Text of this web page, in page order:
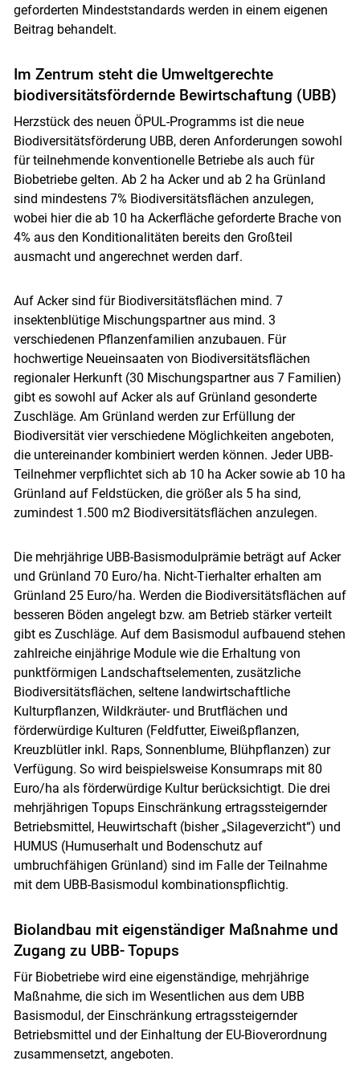
Skip to main content
geforderten Mindeststandards werden in einem eigenen
Beitrag behandelt.
Im Zentrum steht die Umweltgerechte
biodiversitätsfördernde Bewirtschaftung (UBB)
Herzstück des neuen ÖPUL-Programms ist die neue
Biodiversitätsförderung UBB, deren Anforderungen sowohl
für teilnehmende konventionelle Betriebe als auch für
Biobetriebe gelten. Ab 2 ha Acker und ab 2 ha Grünland
sind mindestens 7% Biodiversitätsflächen anzulegen,
wobei hier die ab 10 ha Ackerfläche geforderte Brache von
4% aus den Konditionalitäten bereits den Großteil
ausmacht und angerechnet werden darf.
Auf Acker sind für Biodiversitätsflächen mind. 7
insektenblütige Mischungspartner aus mind. 3
verschiedenen Pflanzenfamilien anzubauen. Für
hochwertige Neueinsaaten von Biodiversitätsflächen
regionaler Herkunft (30 Mischungspartner aus 7 Familien)
gibt es sowohl auf Acker als auf Grünland gesonderte
Zuschläge. Am Grünland werden zur Erfüllung der
Biodiversität vier verschiedene Möglichkeiten angeboten,
die untereinander kombiniert werden können. Jeder UBB-
Teilnehmer verpflichtet sich ab 10 ha Acker sowie ab 10 ha
Grünland auf Feldstücken, die größer als 5 ha sind,
zumindest 1.500 m2 Biodiversitätsflächen anzulegen.
Die mehrjährige UBB-Basismodulprämie beträgt auf Acker
und Grünland 70 Euro/ha. Nicht-Tierhalter erhalten am
Grünland 25 Euro/ha. Werden die Biodiversitätsflächen auf
besseren Böden angelegt bzw. am Betrieb stärker verteilt
gibt es Zuschläge. Auf dem Basismodul aufbauend stehen
zahlreiche einjährige Module wie die Erhaltung von
punktförmigen Landschaftselementen, zusätzliche
Biodiversitätsflächen, seltene landwirtschaftliche
Kulturpflanzen, Wildkräuter- und Brutflächen und
förderwürdige Kulturen (Feldfutter, Eiweißpflanzen,
Kreuzblütler inkl. Raps, Sonnenblume, Blühpflanzen) zur
Verfügung. So wird beispielsweise Konsumraps mit 80
Euro/ha als förderwürdige Kultur berücksichtigt. Die drei
mehrjährigen Topups Einschränkung ertragssteigernder
Betriebsmittel, Heuwirtschaft (bisher „Silageverzicht“) und
HUMUS (Humuserhalt und Bodenschutz auf
umbruchfähigen Grünland) sind im Falle der Teilnahme
mit dem UBB-Basismodul kombinationspflichtig.
Biolandbau mit eigenständiger Maßnahme und
Zugang zu UBB- Topups
Für Biobetriebe wird eine eigenständige, mehrjährige
Maßnahme, die sich im Wesentlichen aus dem UBB
Basismodul, der Einschränkung ertragssteigernder
Betriebsmittel und der Einhaltung der EU-Bioverordnung
zusammensetzt, angeboten.